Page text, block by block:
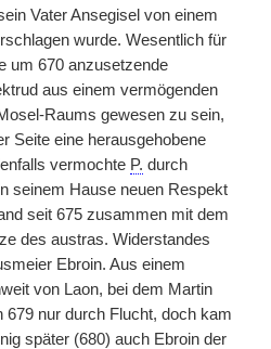
Vater Ansegisel von einem
wurde. Wesentlich für
um 670 anzusetzende
aus einem vermögenden
Raums gewesen zu sein,
Seite eine herausgehobene
vermochte P. durch
seinem Hause neuen Respekt
seit 675 zusammen mit dem
des austras. Widerstandes
Ebroin. Aus einem
von Laon, bei dem Martin
679 nur durch Flucht, doch kam
später (680) auch Ebroin der